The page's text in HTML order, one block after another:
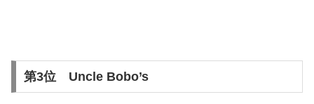
第3位 Uncle Bobo’s